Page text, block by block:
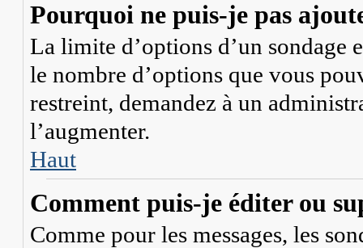
Pourquoi ne puis-je pas
La limite d’options d’un sondage
le nombre d’options que vous
restreint, demandez à un
l’augmenter.
Haut
Comment puis-je éditer ou
Comme pour les messages, les